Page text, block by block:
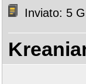
Inviato: 5